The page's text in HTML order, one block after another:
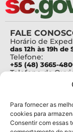
Para fornecer as
cookies para
Consentir com essas
FALE
Horário de
das 12h às 19h de
Telefone:
+55 (48) 3665-
Telefone da
Para assuntos
Para assuntos